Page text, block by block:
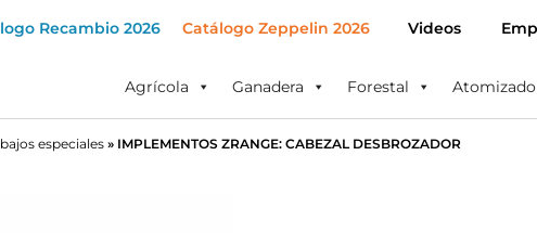
Recambio 2026 Catálogo Zeppelin 2026 Videos
Agrícola Ganadera Forestal
especiales » IMPLEMENTOS ZRANGE: CABEZAL DESBROZADOR